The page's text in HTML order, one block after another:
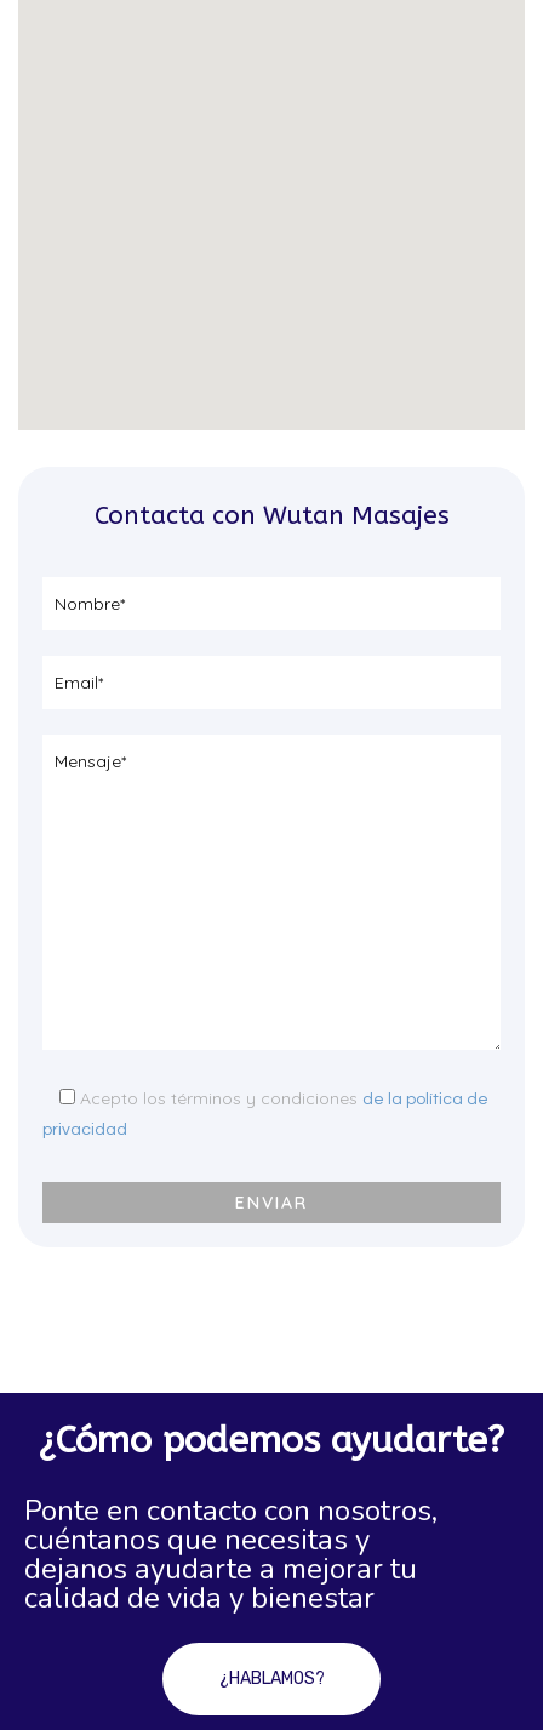
Contacta con Wutan Masajes
Acepto los términos y condiciones de la política de
privacidad
¿Cómo podemos ayudarte?
Ponte en contacto con nosotros,
cuéntanos que necesitas y
dejanos ayudarte a mejorar tu
calidad de vida y bienestar
¿HABLAMOS?